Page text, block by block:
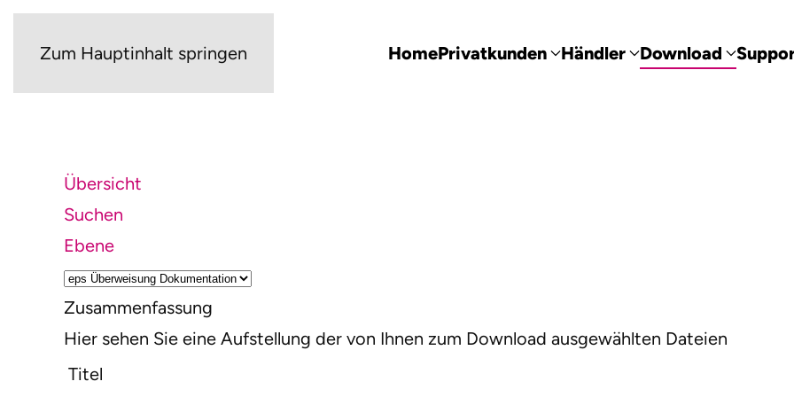
Zum Hauptinhalt springen HomePrivatkunden Händler Download
Übersicht
Suchen
Ebene
Zusammenfassung
Hier sehen Sie eine Aufstellung der von Ihnen zum Download ausgewählten Dateien
Titel